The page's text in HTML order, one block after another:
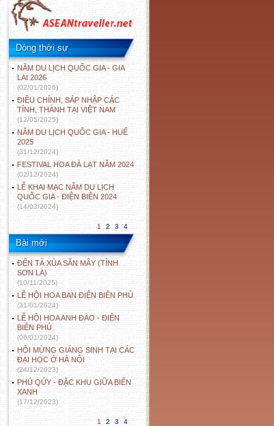
Dòng thời sự
NĂM DU LỊCH QUỐC GIA - GIA
LAI 2026
(02/01/2026)
ĐIỀU CHỈNH, SÁP NHẬP CÁC
TỈNH, THÀNH TẠI VIỆT NAM
(12/05/2025)
NĂM DU LỊCH QUỐC GIA - HUẾ
2025
(31/12/2024)
FESTIVAL HOA ĐÀ LẠT NĂM 2024
(02/12/2024)
LỄ KHAI MẠC NĂM DU LỊCH
QUỐC GIA - ĐIỆN BIÊN 2024
(14/03/2024)
1 2 3 4
Bài mới
ĐẾN TÀ XÙA SĂN MÂY (TỈNH
SƠN LA)
(10/11/2025)
LỄ HỘI HOA BAN ĐIỆN BIÊN PHỦ
(31/01/2024)
LỄ HỘI HOA ANH ĐÀO - ĐIỆN
BIÊN PHỦ
(06/01/2024)
HỘI MỪNG GIÁNG SINH TẠI CÁC
ĐẠI HỌC Ở HÀ NỘI
(24/12/2023)
PHÚ QÚY - ĐẶC KHU GIỮA BIỂN
XANH
(17/12/2023)
1 2 3 4